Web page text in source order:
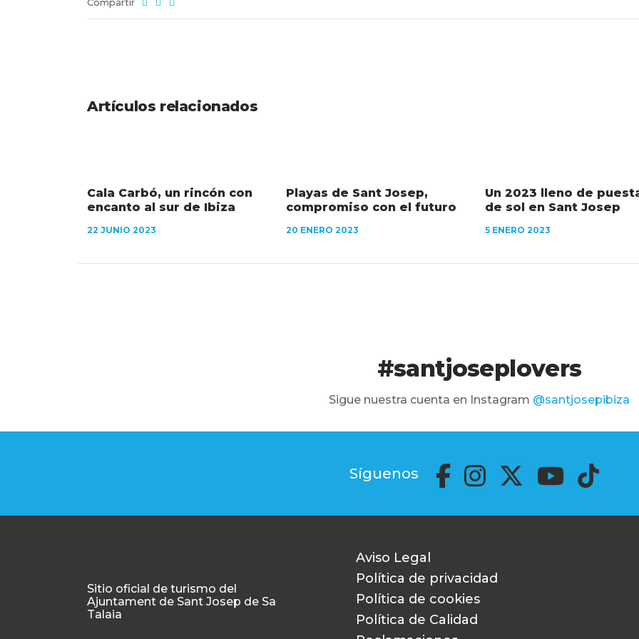
Compartir
Artículos relacionados
Cala Carbó, un rincón con
encanto al sur de Ibiza
22 JUNIO 2023
Playas de Sant Josep,
compromiso con el futuro
20 ENERO 2023
Un 2023 lleno de
de sol en Sant Josep
5 ENERO 2023
#santjoseplovers
Sigue nuestra cuenta en Instagram @santjosepibiza
Síguenos
Sitio oficial de turismo del
Ajuntament de Sant Josep de Sa
Talaia
Aviso Legal
Política de privacidad
Política de cookies
Política de Calidad